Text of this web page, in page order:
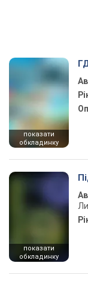
показати
обкладинку
показати
обкладинку